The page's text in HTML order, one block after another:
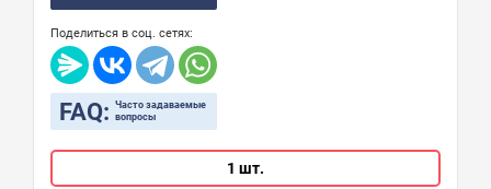
Поделиться в соц. сетях:
FAQ: Часто задаваемые
вопросы
1 шт.